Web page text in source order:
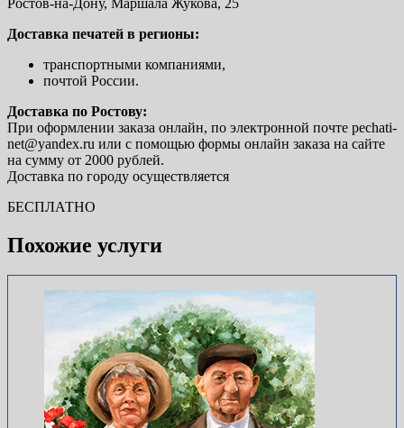
Доставка печатей в регионы:
транспортными компаниями,
почтой России.
Доставка по Ростову:
При оформлении заказа онлайн, по электронной почте pechati-
net@yandex.ru или с помощью формы онлайн заказа на сайте
на сумму от 2000 рублей.
Доставка по городу осуществляется
БЕСПЛАТНО
Похожие услуги